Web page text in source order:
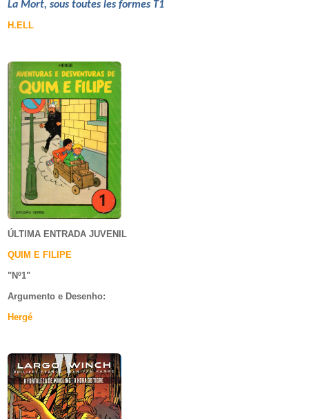
La Mort, sous toutes les formes T1
H.ELL
ÚLTIMA ENTRADA JUVENIL
QUIM E FILIPE
"Nº1"
Argumento e Desenho:
Hergé